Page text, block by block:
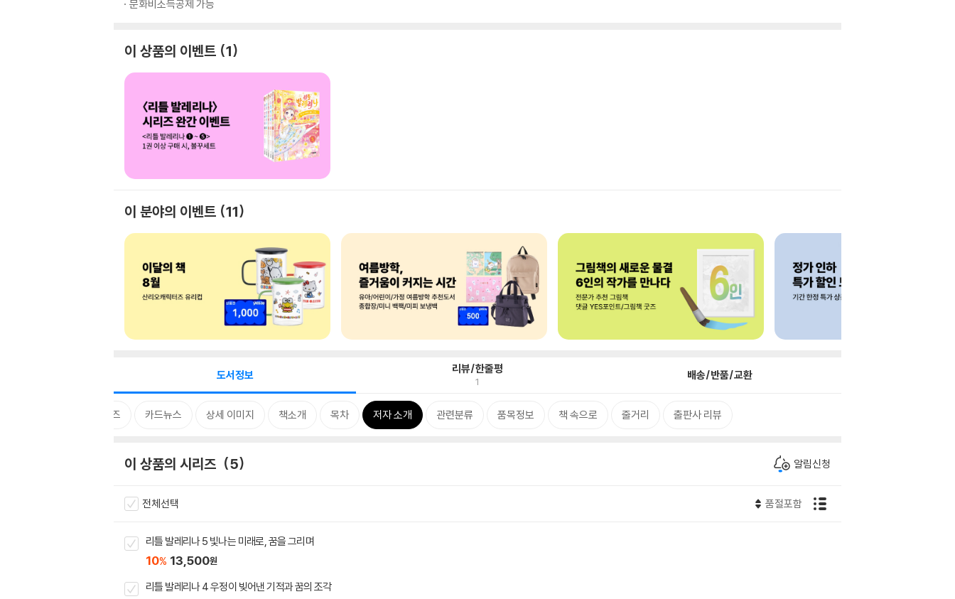
문화비소득공제 가능
이 상품의 이벤트 1
이 분야의 이벤트 11
도서정보 리뷰/한줄평
1 배송/반품/교환
시리즈 카드뉴스 상세 이미지 책소개 목차 저자 소개 관련분류 품목정보 책 속으로 줄거리 출판사 리뷰
이 상품의 시리즈 5 알림신청
전체선택 품절포함
리틀 발레리나 5 빛나는 미래로, 꿈을 그리며
10% 13,500원
리틀 발레리나 4 우정이 빚어낸 기적과 꿈의 조각